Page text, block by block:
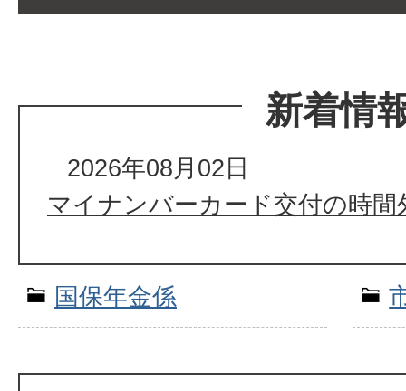
新着情
2026年08月02日
マイナンバーカード交付の時
国保年金係